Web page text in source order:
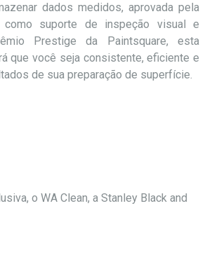
dados medidos, aprovada pela
suporte de inspeção visual e
Prestige da Paintsquare, esta
que você seja consistente, eficiente e
de sua preparação de superfície.
o WA Clean, a Stanley Black and